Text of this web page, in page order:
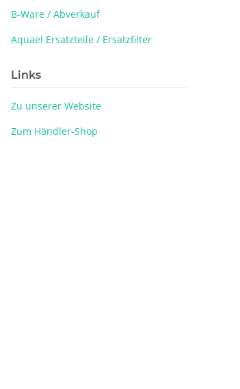
B-Ware / Abverkauf
Aquael Ersatzteile / Ersatzfilter
Links
Zu unserer Website
Zum Händler-Shop